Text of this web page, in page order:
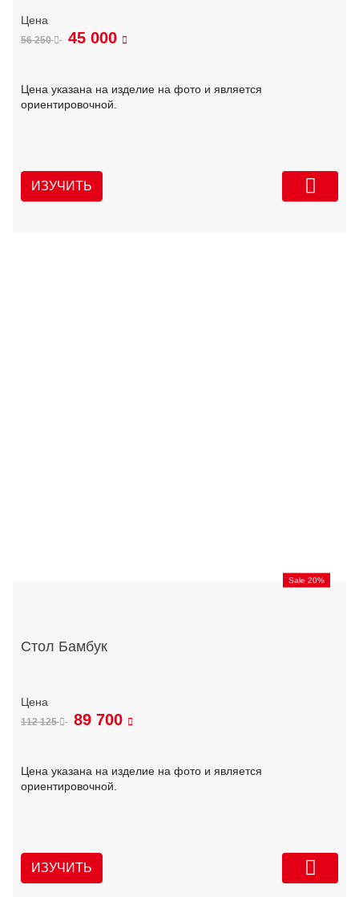
56 250 45 000
Цена указана на изделие на фото и является
ориентировочной.
ИЗУЧИТЬ
Sale 20%
Стол Бамбук
112 125 89 700
Цена указана на изделие на фото и является
ориентировочной.
ИЗУЧИТЬ